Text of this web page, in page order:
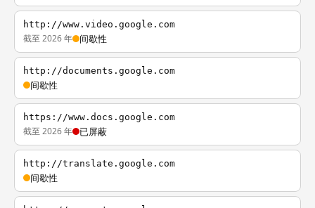
http://www.video.google.com
截至 2026 年 间歇性
http://documents.google.com
间歇性
https://www.docs.google.com
截至 2026 年 已屏蔽
http://translate.google.com
间歇性